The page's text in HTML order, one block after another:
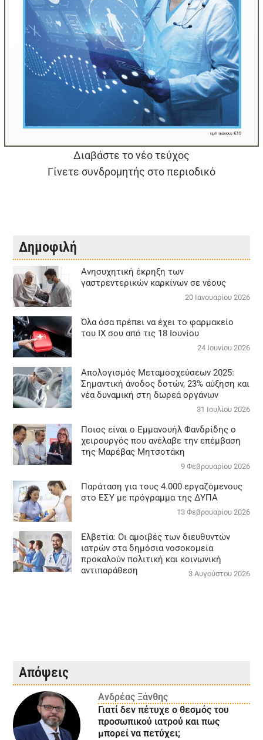
Διαβάστε το νέο τεύχος
Γίνετε συνδρομητής στο περιοδικό
Δημοφιλή
Aνησυχητική έκρηξη των
γαστρεντερικών καρκίνων σε νέους
20 Ιανουαρίου 2026
Όλα όσα πρέπει να έχει το φαρμακείο
του ΙΧ σου από τις 18 Ιουνίου
24 Ιουνίου 2026
Απολογισμός Μεταμοσχεύσεων 2025:
Σημαντική άνοδος δοτών, 23% αύξηση και
νέα δυναμική στη δωρεά οργάνων
31 Ιουλίου 2026
Ποιος είναι ο Εμμανουήλ Φανδρίδης ο
χειρουργός που ανέλαβε την επέμβαση
της Μαρέβας Μητσοτάκη
9 Φεβρουαρίου 2026
Παράταση για τους 4.000 εργαζόμενους
στο ΕΣΥ με πρόγραμμα της ΔΥΠΑ
13 Φεβρουαρίου 2026
Ελβετία: Οι αμοιβές των διευθυντών
ιατρών στα δημόσια νοσοκομεία
προκαλούν πολιτική και κοινωνική
αντιπαράθεση
3 Αυγούστου 2026
Απόψεις
Ανδρέας Ξάνθης
Γιατί δεν πέτυχε ο θεσμός του
προσωπικού ιατρού και πως
μπορεί να πετύχει;